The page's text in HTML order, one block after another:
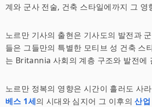
계와 군사 전술, 건축 스타일에까지 그
노르만 기사의 출현은 기사도의 발전과
들은 그들만의 특별한 모티브 성 건축 스
는 Britannia 사회의 계층 구조와 발전에
노르만 정복의 영향은 시간이 흘러도 사
베스 1세의 시대와 심지어 그 이후의산